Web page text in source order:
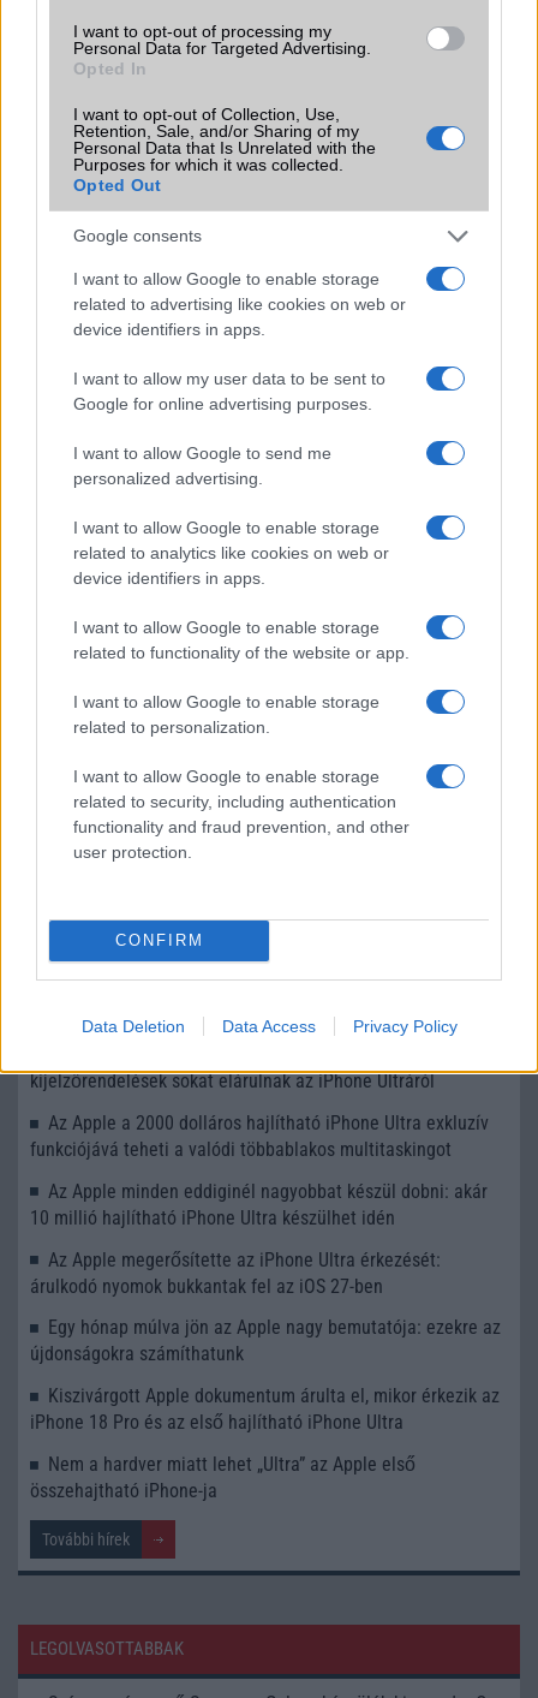
I want to opt-out of processing my
Personal Data for Targeted Advertising.
Opted In
I want to opt-out of Collection, Use,
Retention, Sale, and/or Sharing of my
Personal Data that Is Unrelated with the
Purposes for which it was collected.
Opted Out
Google consents
I want to allow Google to enable storage
related to advertising like cookies on web or
device identifiers in apps.
I want to allow my user data to be sent to
Google for online advertising purposes.
I want to allow Google to send me
personalized advertising.
I want to allow Google to enable storage
related to analytics like cookies on web or
device identifiers in apps.
I want to allow Google to enable storage
related to functionality of the website or app.
I want to allow Google to enable storage
related to personalization.
I want to allow Google to enable storage
related to security, including authentication
functionality and fraud prevention, and other
user protection.
CONFIRM
Data Deletion Data Access Privacy Policy
modellekről
2026.06.30| Phone Arena
funkciókat és továbbfejlesztett kezelőfelületet hoz,
azonban több korábbi csúcskategóriás és középkategóriás
Galaxy készülék számára ez lesz az út vége.
iPhone 18 bemutató dátum - ekkor
rántja le a leplet az Apple az új
2026.06.29| Phone Arena
A szeptemberi eseményen az iPhone 18 Pro modellek
mellett a régóta pletykált hajlítható iPhone Ultra is
találgatások továbbra is beárnyékolják a rajtot.
Az Android rejtett automatizmusai: hat
funkció, amely észrevétlenül könnyíti
meg a mindennapokat
Sok felhasználó külön alkalmazásokra esküszik, pedig az
Android már évek óta olyan intelligens funkciókat kínál,
amelyek maguktól dolgoznak a háttérben.
Ez a rejtett Samsung funkció teljesen
sokan mégsem tudnak róla
2026.07.12| Android Central
jelentősen felgyorsítja a mindennapi használatot,
miközben a Pixel telefonokból továbbra is hiányzik.
KAPCSOLÓDÓ HÍREK
Az Apple valóban az iPhone Ultra bevezetésére készül
kijelzőrendelések sokat elárulnak az iPhone Ultráról
Az Apple a 2000 dolláros hajlítható iPhone Ultra exkluzív
funkciójává teheti a valódi többablakos multitaskingot
Az Apple minden eddiginél nagyobbat készül dobni: akár
10 millió hajlítható iPhone Ultra készülhet idén
Az Apple megerősítette az iPhone Ultra érkezését:
árulkodó nyomok bukkantak fel az iOS 27-ben
Egy hónap múlva jön az Apple nagy bemutatója: ezekre az
újdonságokra számíthatunk
Kiszivárgott Apple dokumentum árulta el, mikor érkezik az
iPhone 18 Pro és az első hajlítható iPhone Ultra
Nem a hardver miatt lehet „Ultra” az Apple első
összehajtható iPhone-ja
További hírek
LEGOLVASOTTABBAK